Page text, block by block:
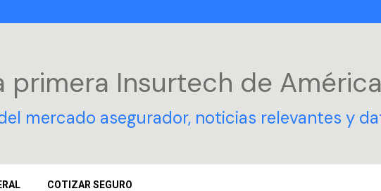
primera Insurtech de
mercado asegurador, noticias relevantes y
COTIZAR SEGURO